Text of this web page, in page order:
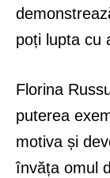
poți lupta cu
Florina
puterea
motiva și
învăța omul